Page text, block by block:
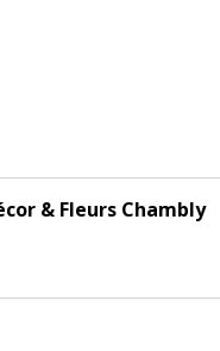
& Fleurs Chambly